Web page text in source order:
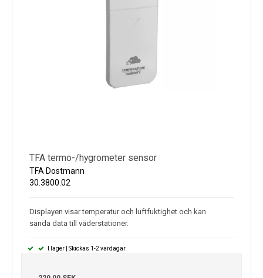
TFA termo-/hygrometer sensor
TFA Dostmann
30.3800.02
Displayen visar temperatur och luftfuktighet och kan
sända data till väderstationer.
I lager | Skickas 1-2 vardagar